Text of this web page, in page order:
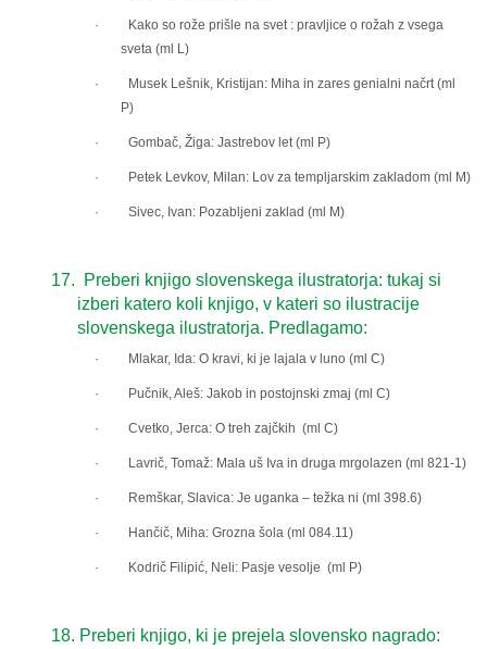
· Kako so rože prišle na svet : pravljice o rožah z vsega
sveta (ml L)
· Musek Lešnik, Kristijan: Miha in zares genialni načrt (ml
P)
· Gombač, Žiga: Jastrebov let (ml P)
· Petek Levkov, Milan: Lov za templjarskim zakladom (ml M)
· Sivec, Ivan: Pozabljeni zaklad (ml M)
17.
Preberi knjigo slovenskega ilustratorja: tukaj si
izberi katero koli knjigo, v kateri so ilustracije
slovenskega ilustratorja. Predlagamo:
· Mlakar, Ida: O kravi, ki je lajala v luno (ml C)
· Pučnik, Aleš: Jakob in postojnski zmaj (ml C)
· Cvetko, Jerca: O treh zajčkih (ml C)
· Lavrič, Tomaž: Mala uš Iva in druga mrgolazen (ml 821-1)
· Remškar, Slavica: Je uganka – težka ni (ml 398.6)
· Hančič, Miha: Grozna šola (ml 084.11)
· Kodrič Filipić, Neli: Pasje vesolje (ml P)
18. Preberi knjigo, ki je prejela slovensko nagrado: